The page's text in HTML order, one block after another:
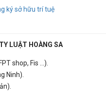
ký sở hữu trí tuệ
LUẬT HOÀNG SA
shop, Fis ...).
Ninh).